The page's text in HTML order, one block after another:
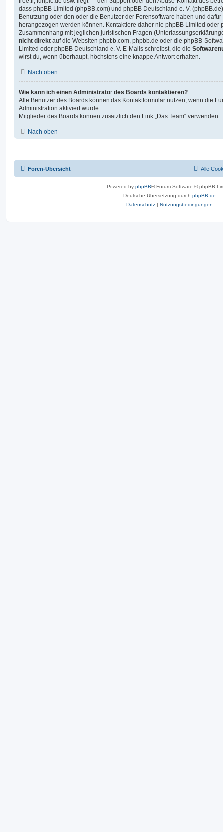
dass phpBB Limited (phpBB.com) und phpBB Deutschland e. V.
Benutzung oder den oder die Benutzer der Forensoftware haben und
herangezogen werden können. Kontaktiere daher nie phpBB Limited oder
Zusammenhang mit jeglichen juristischen Fragen
nicht direkt auf die Websiten phpbb.com, phpbb.de oder die phpBB-
Limited oder phpBB Deutschland e. V. E-Mails schreibst, die die
wirst du, wenn überhaupt, höchstens eine knappe Antwort erhalten.
Nach oben
Wie kann ich einen Administrator des Boards kontaktieren?
Alle Benutzer des Boards können das Kontaktformular nutzen, wenn die
Administration aktiviert wurde.
Mitglieder des Boards können zusätzlich den Link „Das Team“ verwenden.
Nach oben
Foren-Übersicht Alle
Powered by phpBB® Forum Software © phpBB
Deutsche Übersetzung durch phpBB.de
Datenschutz | Nutzungsbedingungen